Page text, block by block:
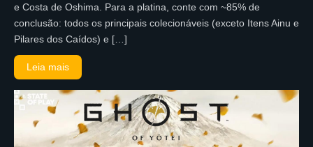
e Costa de Oshima. Para a platina, conte com ~85% de
conclusão: todos os principais colecionáveis (exceto Itens Ainu e
Pilares dos Caídos) e […]
Leia mais